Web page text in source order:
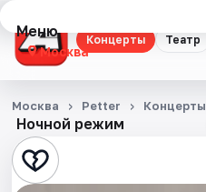
Концерты Театр
Меню
Москва
Концерты
Театр
Стендап
Ночной режим
Москва Petter Концерты